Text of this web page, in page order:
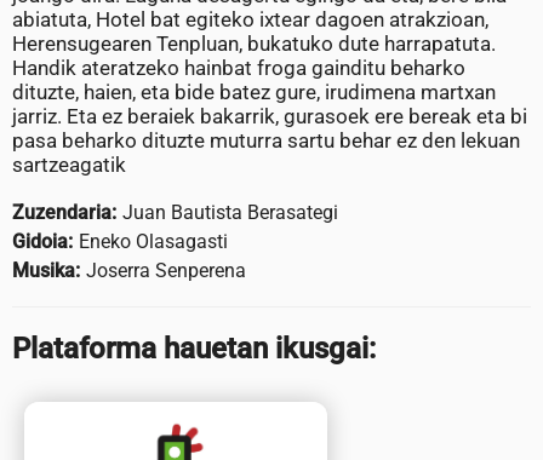
abiatuta, Hotel bat egiteko ixtear dagoen atrakzioan,
Herensugearen Tenpluan, bukatuko dute harrapatuta.
Handik ateratzeko hainbat froga gainditu beharko
dituzte, haien, eta bide batez gure, irudimena martxan
jarriz. Eta ez beraiek bakarrik, gurasoek ere bereak eta bi
pasa beharko dituzte muturra sartu behar ez den lekuan
sartzeagatik
Zuzendaria: Juan Bautista Berasategi
Gidoia: Eneko Olasagasti
Musika: Joserra Senperena
Plataforma hauetan ikusgai: